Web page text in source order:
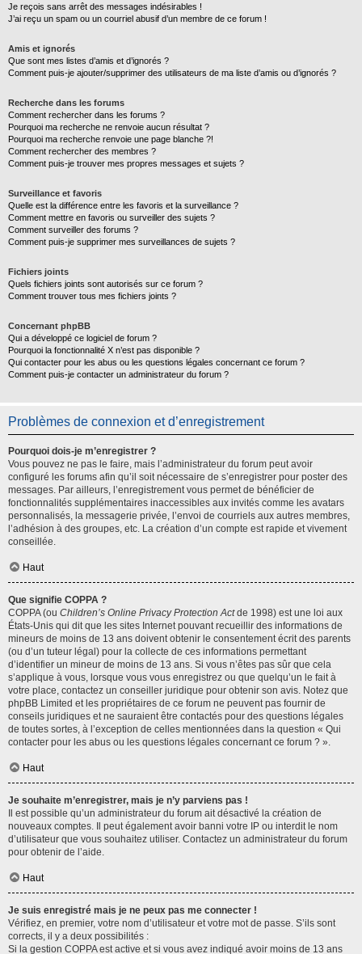
Je reçois sans arrêt des messages indésirables !
J’ai reçu un spam ou un courriel abusif d’un membre de ce forum !
Amis et ignorés
Que sont mes listes d’amis et d’ignorés ?
Comment puis-je ajouter/supprimer des utilisateurs de ma liste d’amis ou d’ignorés ?
Recherche dans les forums
Comment rechercher dans les forums ?
Pourquoi ma recherche ne renvoie aucun résultat ?
Pourquoi ma recherche renvoie une page blanche ?!
Comment rechercher des membres ?
Comment puis-je trouver mes propres messages et sujets ?
Surveillance et favoris
Quelle est la différence entre les favoris et la surveillance ?
Comment mettre en favoris ou surveiller des sujets ?
Comment surveiller des forums ?
Comment puis-je supprimer mes surveillances de sujets ?
Fichiers joints
Quels fichiers joints sont autorisés sur ce forum ?
Comment trouver tous mes fichiers joints ?
Concernant phpBB
Qui a développé ce logiciel de forum ?
Pourquoi la fonctionnalité X n’est pas disponible ?
Qui contacter pour les abus ou les questions légales concernant ce forum ?
Comment puis-je contacter un administrateur du forum ?
Problèmes de connexion et d’enregistrement
Pourquoi dois-je m’enregistrer ?
Vous pouvez ne pas le faire, mais l’administrateur du forum peut avoir
configuré les forums afin qu’il soit nécessaire de s’enregistrer pour poster des
messages. Par ailleurs, l’enregistrement vous permet de bénéficier de
fonctionnalités supplémentaires inaccessibles aux invités comme les avatars
personnalisés, la messagerie privée, l’envoi de courriels aux autres membres,
l’adhésion à des groupes, etc. La création d’un compte est rapide et vivement
conseillée.
Haut
Que signifie COPPA ?
COPPA (ou Children’s Online Privacy Protection Actde 1998) est une loi aux
États-Unis qui dit que les sites Internet pouvant recueillir des informations de
mineurs de moins de 13 ans doivent obtenir le consentement écrit des parents
(ou d’un tuteur légal) pour la collecte de ces informations permettant
d’identifier un mineur de moins de 13 ans. Si vous n’êtes pas sûr que cela
s’applique à vous, lorsque vous vous enregistrez ou que quelqu’un le fait à
votre place, contactez un conseiller juridique pour obtenir son avis. Notez que
phpBB Limited et les propriétaires de ce forum ne peuvent pas fournir de
conseils juridiques et ne sauraient être contactés pour des questions légales
de toutes sortes, à l’exception de celles mentionnées dans la question « Qui
contacter pour les abus ou les questions légales concernant ce forum ? ».
Haut
Je souhaite m’enregistrer, mais je n’y parviens pas !
Il est possible qu’un administrateur du forum ait désactivé la création de
nouveaux comptes. Il peut également avoir banni votre IP ou interdit le nom
d’utilisateur que vous souhaitez utiliser. Contactez un administrateur du forum
pour obtenir de l’aide.
Haut
Je suis enregistré mais je ne peux pas me connecter !
Vérifiez, en premier, votre nom d’utilisateur et votre mot de passe. S’ils sont
corrects, il y a deux possibilités :
Si la gestion COPPA est active et si vous avez indiqué avoir moins de 13 ans